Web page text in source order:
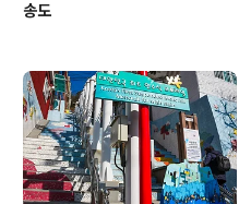
송도